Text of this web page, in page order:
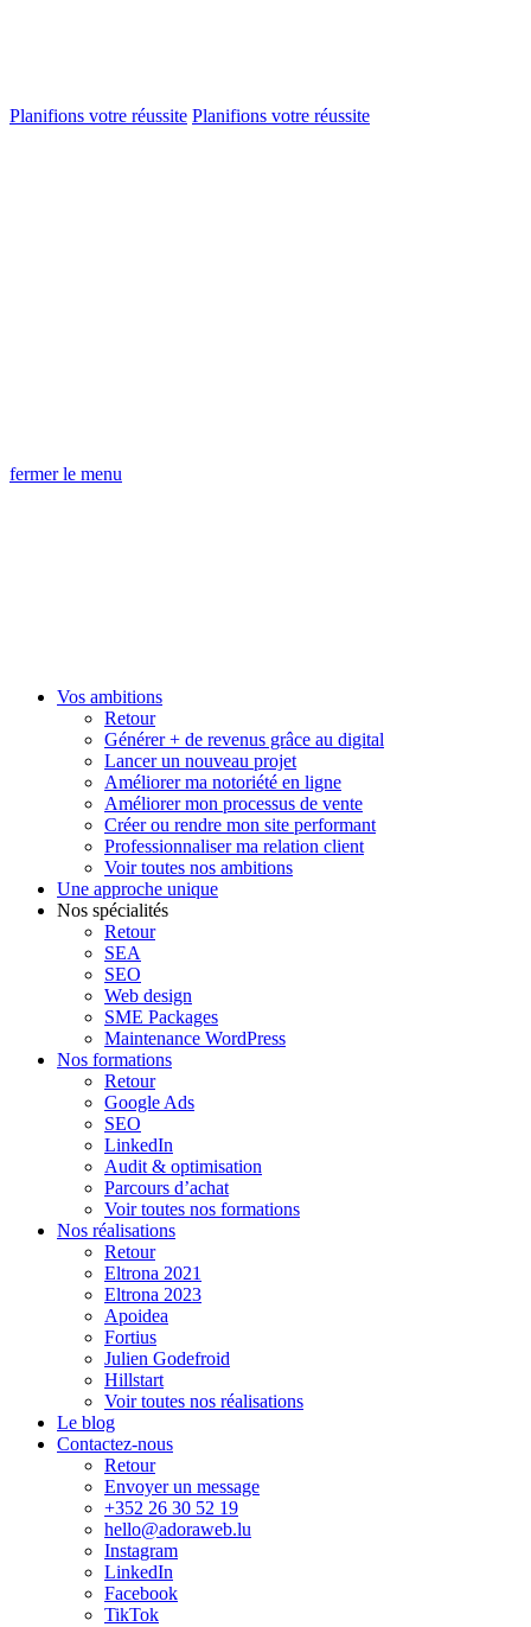
Planifions votre réussite Planifions votre réussite
fermer le menu
Vos ambitions
Retour
Générer + de revenus grâce au digital
Lancer un nouveau projet
Améliorer ma notoriété en ligne
Améliorer mon processus de vente
Créer ou rendre mon site performant
Professionnaliser ma relation client
Voir toutes nos ambitions
Une approche unique
Nos spécialités
Retour
SEA
SEO
Web design
SME Packages
Maintenance WordPress
Nos formations
Retour
Google Ads
SEO
LinkedIn
Audit & optimisation
Parcours d’achat
Voir toutes nos formations
Nos réalisations
Retour
Eltrona 2021
Eltrona 2023
Apoidea
Fortius
Julien Godefroid
Hillstart
Voir toutes nos réalisations
Le blog
Contactez-nous
Retour
Envoyer un message
+352 26 30 52 19
hello@adoraweb.lu
Instagram
LinkedIn
Facebook
TikTok